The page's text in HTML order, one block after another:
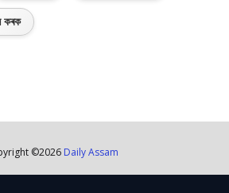
কৰক
©2026 Daily Assam